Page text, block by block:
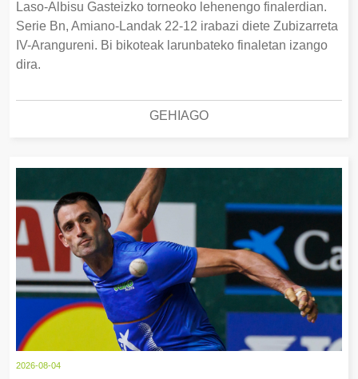
Laso-Albisu Gasteizko torneoko lehenengo finalerdian.
Serie Bn, Amiano-Landak 22-12 irabazi diete Zubizarreta
IV-Arangureni. Bi bikoteak larunbateko finaletan izango
dira.
GEHIAGO
2026-08-04